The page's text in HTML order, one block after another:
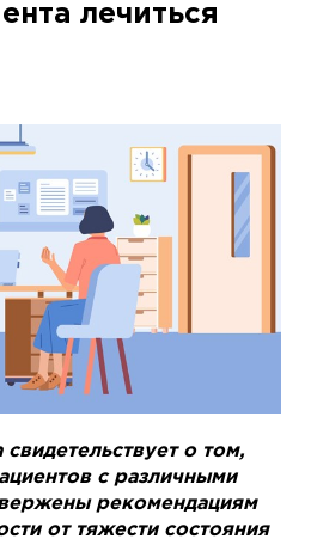
лечиться
свидетельствует о том,
с различными
рекомендациям
от тяжести состояния